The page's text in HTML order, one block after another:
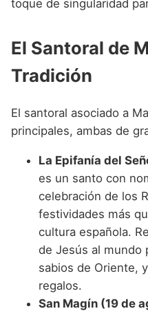
toque de singularidad
El Santoral de
Tradición
El santoral asociado a
principales, ambas de
La Epifanía del
es un santo con
celebración de los
festividades más
cultura española.
de Jesús al mundo
sabios de Oriente,
regalos.
San Magín (19 de